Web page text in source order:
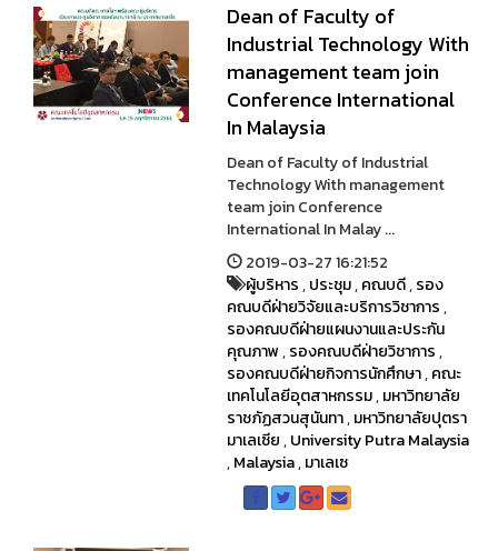
Dean of Faculty of
Industrial Technology With
management team join
Conference International
In Malaysia
Dean of Faculty of Industrial
Technology With management
team join Conference
International In Malay ...
2019-03-27 16:21:52
ผู้บริหาร,ประชุม,คณบดี,รอง
คณบดีฝ่ายวิจัยและบริการวิชาการ,
รองคณบดีฝ่ายแผนงานและประกัน
คุณภาพ,รองคณบดีฝ่ายวิชาการ,
รองคณบดีฝ่ายกิจการนักศึกษา,คณะ
เทคโนโลยีอุตสาหกรรม,มหาวิทยาลัย
ราชภัฏสวนสุนันทา,มหาวิทยาลัยปุตรา
มาเลเซีย,University Putra Malaysia
,Malaysia,มาเลเซ